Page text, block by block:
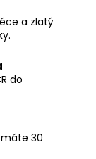
a zlatý
do
30